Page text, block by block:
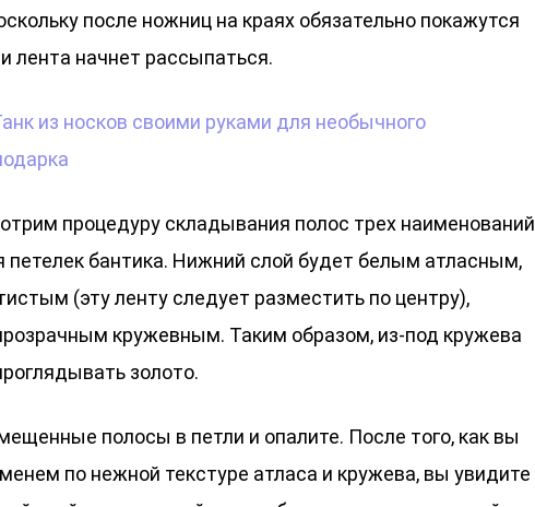
после ножниц на краях обязательно покажутся
лента начнет рассыпаться.
из носков своими руками для необычного
процедуру складывания полос трех наименований
петелек бантика. Нижний слой будет белым атласным,
(эту ленту следует разместить по центру),
кружевным. Таким образом, из-под кружева
золото.
полосы в петли и опалите. После того, как вы
по нежной текстуре атласа и кружева, вы увидите